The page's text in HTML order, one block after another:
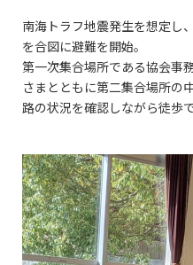
南海トラフ地震発生を想定し
を合図に避難を開始。
第一次集合場所である協会事
さまとともに第二集合場所の
路の状況を確認しながら徒歩で